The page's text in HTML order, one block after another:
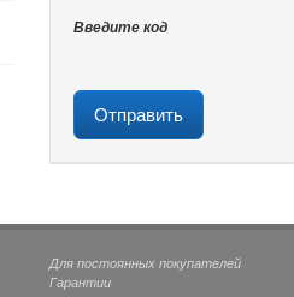
Введите код
Для постоянных покупателей
Гарантии